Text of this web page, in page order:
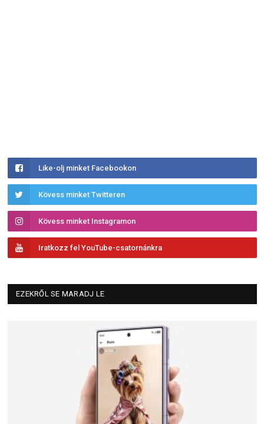
Like-olj minket Facebookon
Kövess minket Twitteren
Kövess minket Instagramon
Iratkozz fel YouTube-csatornánkra
EZEKRŐL SE MARADJ LE